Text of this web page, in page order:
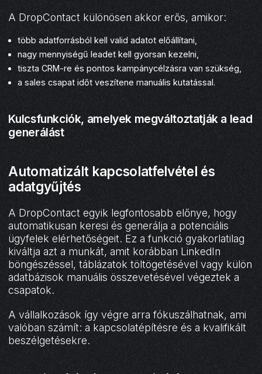
A DropContact különösen akkor erős, amikor:
több adatforrásból kell valid adatot előállítani,
nagy mennyiségű leadet kell gyorsan kezelni,
tiszta CRM-re és pontos kampánycélzásra van szükség,
a sales csapat időt veszítene manuális kutatással.
Kulcsfunkciók, amelyek megváltoztatják a lead
generálást
Automatizált kapcsolatfelvétel és
adatgyűjtés
A DropContact egyik legfontosabb előnye, hogy
automatikusan keresi és generálja a potenciális
ügyfelek elérhetőségeit. Ez a funkció gyakorlatilag
kiváltja azt a munkát, amit korábban LinkedIn
böngészéssel, táblázatok töltögetésével vagy külön
adatbázisok manuális összevetésével végeztek a
csapatok.
A vállalkozások így végre arra fókuszálhatnak, ami
valóban számít: a kapcsolatépítésre és a kvalifikált
beszélgetésekre.